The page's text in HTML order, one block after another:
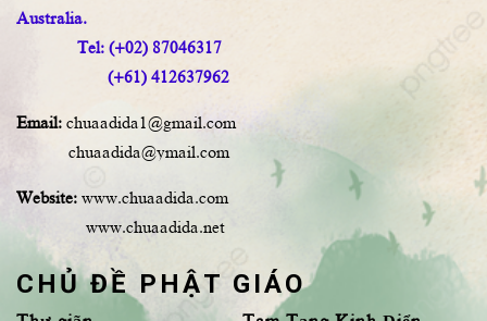
Australia.
Tel: (+02) 87046317
(+61) 412637962
Email: chuaadida1@gmail.com
chuaadida@ymail.com
Website: www.chuaadida.com
www.chuaadida.net
CHỦ ĐỀ PHẬT GIÁO